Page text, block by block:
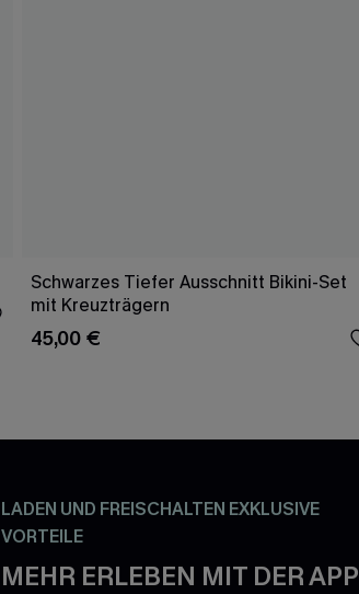
Schwarzes Tiefer Ausschnitt Bikini-Set
mit Kreuzträgern
45,00 €
LADEN UND FREISCHALTEN EXKLUSIVE
VORTEILE
MEHR ERLEBEN MIT DER APP